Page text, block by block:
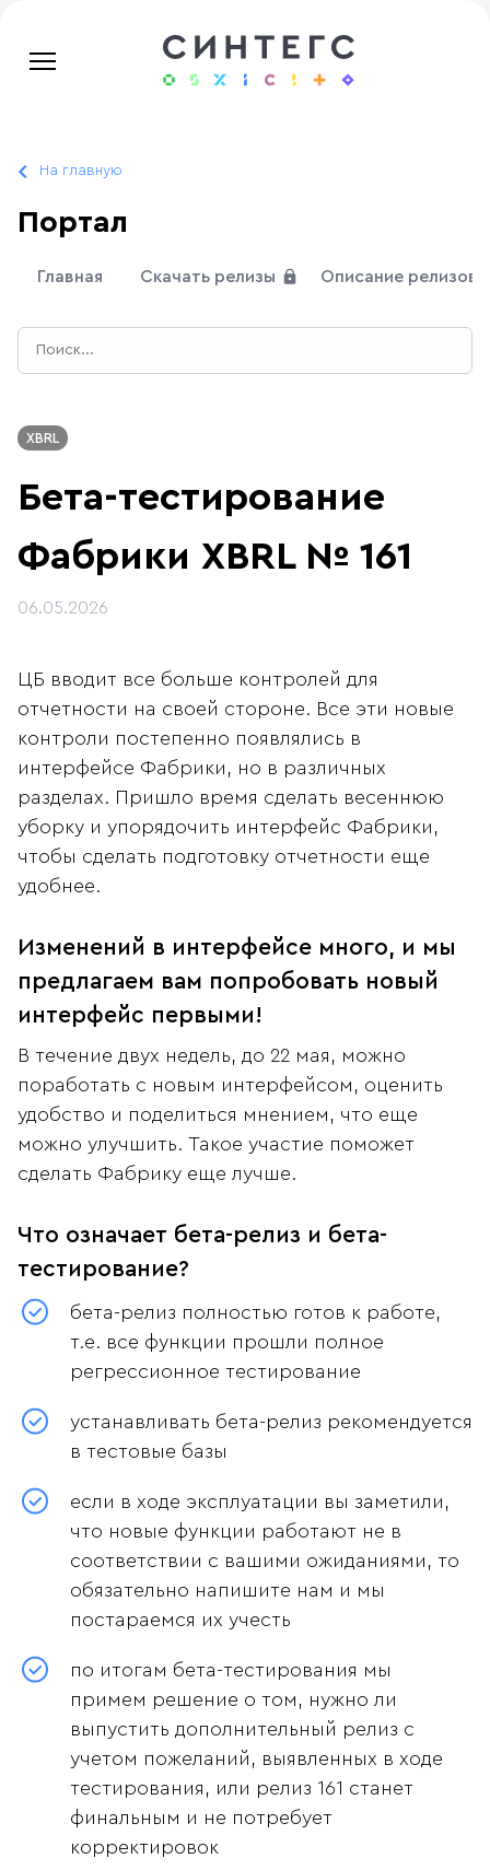
На главную
Портал
Главная Скачать релизы Описание релизов
XBRL
Бета-тестирование
Фабрики XBRL № 161
06.05.2026
ЦБ вводит все больше контролей для
отчетности на своей стороне. Все эти новые
контроли постепенно появлялись в
интерфейсе Фабрики, но в различных
разделах. Пришло время сделать весеннюю
уборку и упорядочить интерфейс Фабрики,
чтобы сделать подготовку отчетности еще
удобнее.
Изменений в интерфейсе много, и мы
предлагаем вам попробовать новый
интерфейс первыми!
В течение двух недель, до 22 мая, можно
поработать с новым интерфейсом, оценить
удобство и поделиться мнением, что еще
можно улучшить. Такое участие поможет
сделать Фабрику еще лучше.
Что означает бета-релиз и бета-
тестирование?
бета-релиз полностью готов к работе,
т.е. все функции прошли полное
регрессионное тестирование
устанавливать бета-релиз рекомендуется
в тестовые базы
если в ходе эксплуатации вы заметили,
что новые функции работают не в
соответствии с вашими ожиданиями, то
обязательно напишите нам и мы
постараемся их учесть
по итогам бета-тестирования мы
примем решение о том, нужно ли
выпустить дополнительный релиз с
учетом пожеланий, выявленных в ходе
тестирования, или релиз 161 станет
финальным и не потребует
корректировок